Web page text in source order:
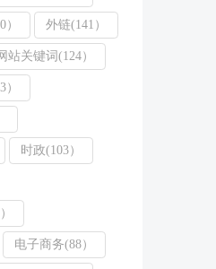
外链(141）
站关键词(124）
时政(103）
电子商务(88）